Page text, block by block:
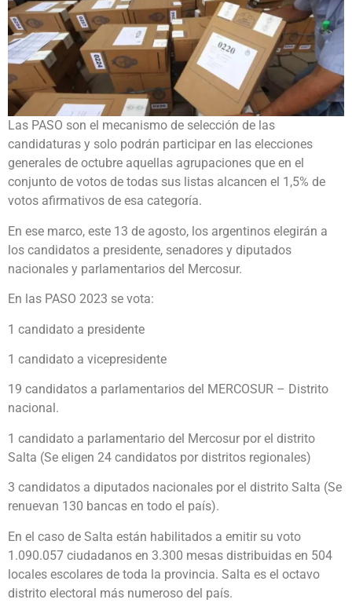
Las PASO son el mecanismo de selección de las
candidaturas y solo podrán participar en las elecciones
generales de octubre aquellas agrupaciones que en el
conjunto de votos de todas sus listas alcancen el 1,5% de
votos afirmativos de esa categoría.
En ese marco, este 13 de agosto, los argentinos elegirán a
los candidatos a presidente, senadores y diputados
nacionales y parlamentarios del Mercosur.
En las PASO 2023 se vota:
1 candidato a presidente
1 candidato a vicepresidente
19 candidatos a parlamentarios del MERCOSUR – Distrito
nacional.
1 candidato a parlamentario del Mercosur por el distrito
Salta (Se eligen 24 candidatos por distritos regionales)
3 candidatos a diputados nacionales por el distrito Salta (Se
renuevan 130 bancas en todo el país).
En el caso de Salta están habilitados a emitir su voto
1.090.057 ciudadanos en 3.300 mesas distribuidas en 504
locales escolares de toda la provincia. Salta es el octavo
distrito electoral más numeroso del país.